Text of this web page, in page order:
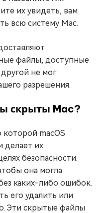
их увидеть, вам
всю систему Mac.
файлы, доступные
не мог
разрешения.
скрыты Mac?
которой macOS
делает их
безопасности.
она могла
каких-либо ошибок.
его удалить или
Эти скрытые файлы